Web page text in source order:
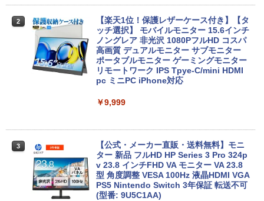
【マラソンセール期間中ポイント5倍】中
古ノートパソコン 第11世代 Core i5 メモ
リ16GB M.2 SSD256GB 13.3インチ フ
ルHD ノングレア Webカメラ 無線LAN
Wi-Fi Bluetooth Windows11 東芝 dyna
日保証 送料無料
【マラソン値引中！ 当日出荷！】ノート
パソコン 新品 15.6インチ パソコン ノー
トPC CPU Intel Pentium GOLD 6500Y
メモリ12GB SSD 256GB 15インチ フル
【エントリーでポイント100％還元のチ
ャンス】GMKtec ミニpc G3 Pro Intel C
ore i3 10110U 16GB DDR4 64GBまで増
設 512GB SSD M.2 2242 最大8TB Wind
ows11 Pro mini pc 4.1GHz WIFI6 BT5.
2 小型PC VESA対応 ミニパソコン 2画面
ップPC
[VETESA正規販売店]デスクトップパソ
コン PC 一体型 新品 Windows11 27型 C
ore i7 第4世代 Office付き メモリ16GB
SSD512GB 初期設定済 ホワイト ブラッ
2
【楽天1位！保護レザーケース付き】【タ
ッチ選択】 モバイルモニター 15.6インチ
ノングレア 非光沢 1080PフルHD コスパ
高画質 デュアルモニター サブモニター
ポータブルモニター ゲーミングモニター
リモートワーク IPS Tpye-C/mini HDMI
pc ミニPC iPhone対応
￥9,999
3
【公式・メーカー直販・送料無料】モニ
ター 新品 フルHD HP Series 3 Pro 324p
v 23.8 インチFHD VA モニター VA 23.8
型 角度調整 VESA 100Hz 液晶HDMI VGA
PS5 Nintendo Switch 3年保証 転送不可
(型番: 9U5C1AA)